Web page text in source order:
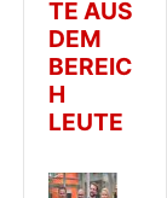
TE AUS
DEM
BEREIC
H
LEUTE